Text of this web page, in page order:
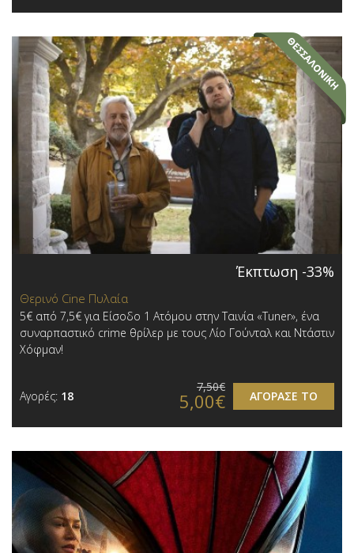
Έκπτωση -33%
Θερινό Cine Πυλαία
5€ από 7,5€ για Είσοδο 1 Ατόμου στην Ταινία «Tuner», ένα
συναρπαστικό crime θρίλερ με τους Λίο Γούνταλ και Ντάστιν
Χόφμαν!
Αγορές: 18 ΑΓΟΡΑΣΕ ΤΟ
7,50€
5,00€